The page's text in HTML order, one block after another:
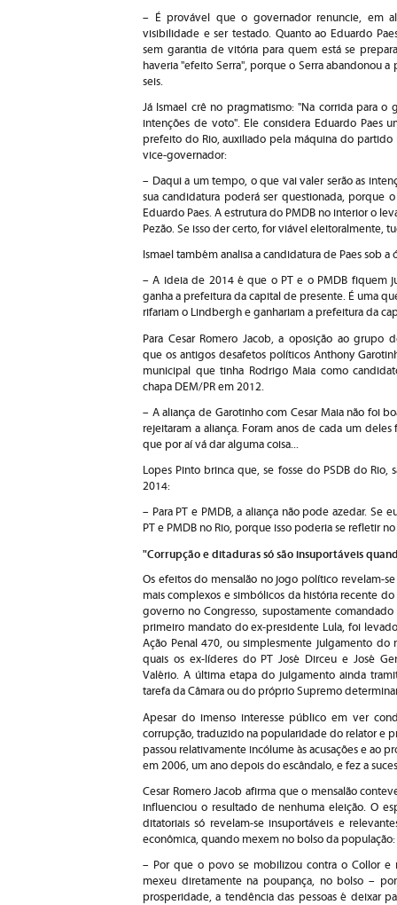
– É provável que o governador renuncie, em
visibilidade e ser testado. Quanto ao Eduardo
sem garantia de vitória para quem está se
haveria "efeito Serra", porque o Serra abandonou
seis.
Já Ismael crê no pragmatismo: "Na corrida para
intenções de voto". Ele considera Eduardo Paes
prefeito do Rio, auxiliado pela máquina do
vice-governador:
– Daqui a um tempo, o que vai valer serão as
sua candidatura poderá ser questionada, porque
Eduardo Paes. A estrutura do PMDB no interior o
Pezão. Se isso der certo, for viável eleitoralmente,
Ismael também analisa a candidatura de Paes sob a
– A ideia de 2014 é que o PT e o PMDB fiquem
ganha a prefeitura da capital de presente. É uma
rifariam o Lindbergh e ganhariam a prefeitura da
Para Cesar Romero Jacob, a oposição ao
que os antigos desafetos políticos Anthony
municipal que tinha Rodrigo Maia como
chapa DEM/PR em 2012.
– A aliança de Garotinho com Cesar Maia não foi
rejeitaram a aliança. Foram anos de cada um
que por aí vá dar alguma coisa...
Lopes Pinto brinca que, se fosse do PSDB do
2014:
– Para PT e PMDB, a aliança não pode azedar. Se
PT e PMDB no Rio, porque isso poderia se refletir
"Corrupção e ditaduras só são insuportáveis
Os efeitos do mensalão no jogo político revelam-
mais complexos e simbólicos da história recente
governo no Congresso, supostamente
primeiro mandato do ex-presidente Lula, foi
Ação Penal 470, ou simplesmente julgamento do
quais os ex-líderes do PT José Dirceu e José
Valério. A última etapa do julgamento ainda
tarefa da Câmara ou do próprio Supremo
Apesar do imenso interesse público em ver
corrupção, traduzido na popularidade do relator e
passou relativamente incólume às acusações e ao
em 2006, um ano depois do escândalo, e fez a
Cesar Romero Jacob afirma que o mensalão
influenciou o resultado de nenhuma eleição. O
ditatoriais só revelam-se insuportáveis e
econômica, quando mexem no bolso da população:
– Por que o povo se mobilizou contra o Collor e
mexeu diretamente na poupança, no bolso –
prosperidade, a tendência das pessoas é deixar